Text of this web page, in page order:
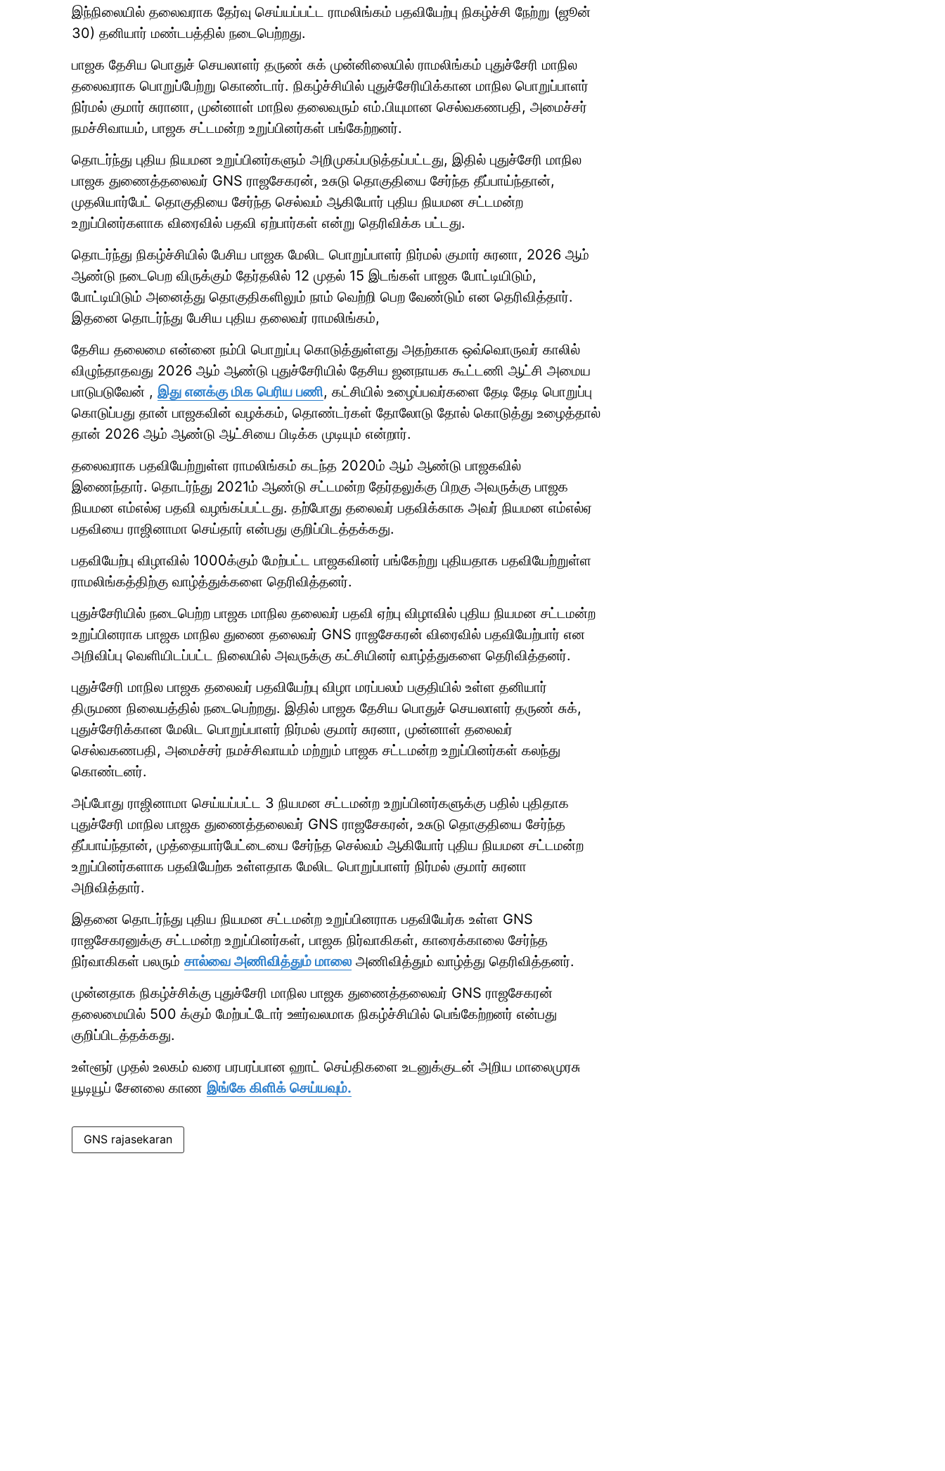
இந்நிலையில் தலைவராக தேர்வு செய்யப்பட்ட ராமலிங்கம் பதவியேற்பு நிகழ்ச்சி நேற்று (ஜூன்
30) தனியார் மண்டபத்தில் நடைபெற்றது.
பாஜக தேசிய பொதுச் செயலாளர் தருண் சுக் முன்னிலையில் ராமலிங்கம் புதுச்சேரி மாநில
தலைவராக பொறுப்பேற்று கொண்டார். நிகழ்ச்சியில் புதுச்சேரியிக்கான மாநில பொறுப்பாளர்
நிர்மல் குமார் சுரானா, முன்னாள் மாநில தலைவரும் எம்.பியுமான செல்வகணபதி, அமைச்சர்
நமச்சிவாயம், பாஜக சட்டமன்ற உறுப்பினர்கள் பங்கேற்றனர்.
தொடர்ந்து புதிய நியமன உறுப்பினர்களும் அறிமுகப்படுத்தப்பட்டது, இதில் புதுச்சேரி மாநில
பாஜக துணைத்தலைவர் GNS ராஜசேகரன், உசுடு தொகுதியை சேர்ந்த தீப்பாய்ந்தான்,
முதலியார்பேட் தொகுதியை சேர்ந்த செல்வம் ஆகியோர் புதிய நியமன சட்டமன்ற
உறுப்பினர்களாக விரைவில் பதவி ஏற்பார்கள் என்று தெரிவிக்க பட்டது.
தொடர்ந்து நிகழ்ச்சியில் பேசிய பாஜக மேலிட பொறுப்பாளர் நிர்மல் குமார் சுரனா, 2026 ஆம்
ஆண்டு நடைபெற விருக்கும் தேர்தலில் 12 முதல் 15 இடங்கள் பாஜக போட்டியிடும்,
போட்டியிடும் அனைத்து தொகுதிகளிலும் நாம் வெற்றி பெற வேண்டும் என தெரிவித்தார்.
இதனை தொடர்ந்து பேசிய புதிய தலைவர் ராமலிங்கம்,
தேசிய தலைமை என்னை நம்பி பொறுப்பு கொடுத்துள்ளது அதற்காக ஒவ்வொருவர் காலில்
விழுந்தாதவது 2026 ஆம் ஆண்டு புதுச்சேரியில் தேசிய ஜனநாயக கூட்டணி ஆட்சி அமைய
பாடுபடுவேன் , இது எனக்கு மிக பெரிய பணி, கட்சியில் உழைப்பவர்களை தேடி தேடி பொறுப்பு
கொடுப்பது தான் பாஜகவின் வழக்கம், தொண்டர்கள் தோலோடு தோல் கொடுத்து உழைத்தால்
தான் 2026 ஆம் ஆண்டு ஆட்சியை பிடிக்க முடியும் என்றார்.
தலைவராக பதவியேற்றுள்ள ராமலிங்கம் கடந்த 2020ம் ஆம் ஆண்டு பாஜகவில்
இணைந்தார். தொடர்ந்து 2021ம் ஆண்டு சட்டமன்ற தேர்தலுக்கு பிறகு அவருக்கு பாஜக
நியமன எம்எல்ஏ பதவி வழங்கப்பட்டது. தற்போது தலைவர் பதவிக்காக அவர் நியமன எம்எல்ஏ
பதவியை ராஜினாமா செய்தார் என்பது குறிப்பிடத்தக்கது.
பதவியேற்பு விழாவில் 1000க்கும் மேற்பட்ட பாஜகவினர் பங்கேற்று புதியதாக பதவியேற்றுள்ள
ராமலிங்கத்திற்கு வாழ்த்துக்களை தெரிவித்தனர்.
புதுச்சேரியில் நடைபெற்ற பாஜக மாநில தலைவர் பதவி ஏற்பு விழாவில் புதிய நியமன சட்டமன்ற
உறுப்பினராக பாஜக மாநில துணை தலைவர் GNS ராஜசேகரன் விரைவில் பதவியேற்பார் என
அறிவிப்பு வெளியிடப்பட்ட நிலையில் அவருக்கு கட்சியினர் வாழ்த்துகளை தெரிவித்தனர்.
புதுச்சேரி மாநில பாஜக தலைவர் பதவியேற்பு விழா மரப்பலம் பகுதியில் உள்ள தனியார்
திருமண நிலையத்தில் நடைபெற்றது. இதில் பாஜக தேசிய பொதுச் செயலாளர் தருண் சுக்,
புதுச்சேரிக்கான மேலிட பொறுப்பாளர் நிர்மல் குமார் சுரனா, முன்னாள் தலைவர்
செல்வகணபதி, அமைச்சர் நமச்சிவாயம் மற்றும் பாஜக சட்டமன்ற உறுப்பினர்கள் கலந்து
கொண்டனர்.
அப்போது ராஜினாமா செய்யப்பட்ட 3 நியமன சட்டமன்ற உறுப்பினர்களுக்கு பதில் புதிதாக
புதுச்சேரி மாநில பாஜக துணைத்தலைவர் GNS ராஜசேகரன், உசுடு தொகுதியை சேர்ந்த
தீப்பாய்ந்தான், முத்தையார்பேட்டையை சேர்ந்த செல்வம் ஆகியோர் புதிய நியமன சட்டமன்ற
உறுப்பினர்களாக பதவியேற்க உள்ளதாக மேலிட பொறுப்பாளர் நிர்மல் குமார் சுரனா
அறிவித்தார்.
இதனை தொடர்ந்து புதிய நியமன சட்டமன்ற உறுப்பினராக பதவியேர்க உள்ள GNS
ராஜசேகரனுக்கு சட்டமன்ற உறுப்பினர்கள், பாஜக நிர்வாகிகள், காரைக்காலை சேர்ந்த
நிர்வாகிகள் பலரும் சால்வை அணிவித்தும் மாலை அணிவித்தும் வாழ்த்து தெரிவித்தனர்.
முன்னதாக நிகழ்ச்சிக்கு புதுச்சேரி மாநில பாஜக துணைத்தலைவர் GNS ராஜசேகரன்
தலைமையில் 500 க்கும் மேற்பட்டோர் ஊர்வலமாக நிகழ்ச்சியில் பெங்கேற்றனர் என்பது
குறிப்பிடத்தக்கது.
உள்ளூர் முதல் உலகம் வரை பரபரப்பான ஹாட் செய்திகளை உடனுக்குடன் அறிய மாலைமுரசு
யூடியூப் சேனலை காண இங்கே கிளிக் செய்யவும்.
GNS rajasekaran